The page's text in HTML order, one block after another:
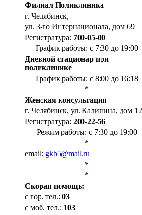
Филиал Поликлиника
г. Челябинск,
ул. 3-го Интернационала, дом 69
Регистратура: 700-05-00
График работы: с 7:30 до 19:00
Дневной стационар при
поликлинике
График работы: с 8:00 до 16:18
*
Женская консультация
г. Челябинск, ул. Калинина, дом 12
Регистратура: 200-22-56
Режим работы: с 7:30 до 19:00
*
email: gkb5@mail.ru
*
*
Cкорая помощь:
с гор. тел.: 03
с моб. тел.: 103